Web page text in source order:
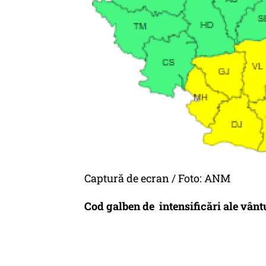
Captură de ecran / Foto: ANM
Cod galben de intensificări ale